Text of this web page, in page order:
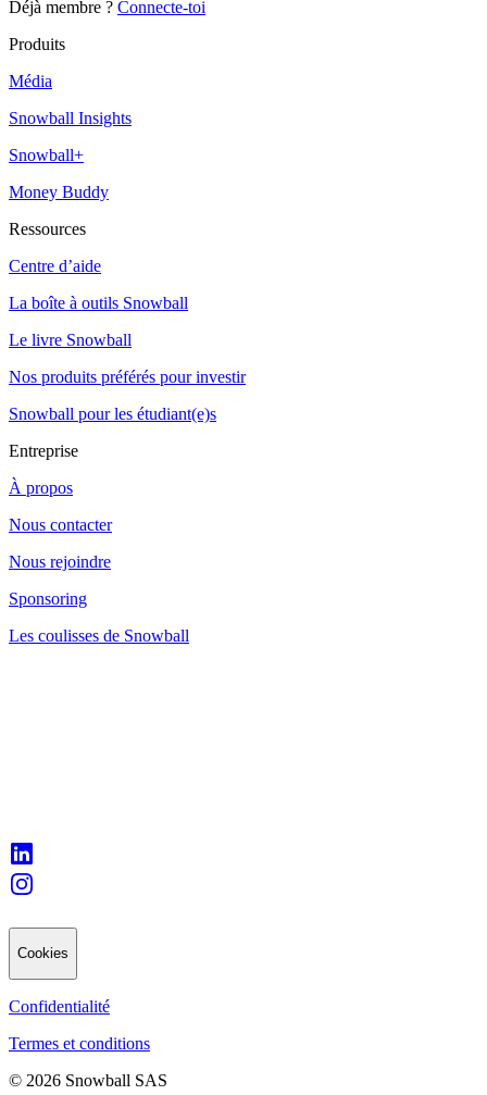
Déjà membre ? Connecte-toi
Produits
Média
Snowball Insights
Snowball+
Money Buddy
Ressources
Centre d’aide
La boîte à outils Snowball
Le livre Snowball
Nos produits préférés pour investir
Snowball pour les étudiant(e)s
Entreprise
À propos
Nous contacter
Nous rejoindre
Sponsoring
Les coulisses de Snowball
Cookies
Confidentialité
Termes et conditions
© 2026 Snowball SAS